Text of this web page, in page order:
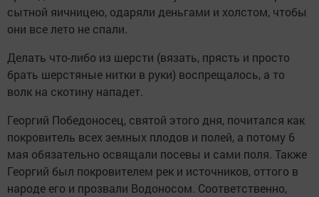
сытной яичницею, одаряли деньгами и холстом, чтобы
они все лето не спали.
Делать что-либо из шерсти (вязать, прясть и просто
брать шерстяные нитки в руки) воспрещалось, а то
волк на скотину нападет.
Георгий Победоносец, святой этого дня, почитался как
покровитель всех земных плодов и полей, а потому 6
мая обязательно освящали посевы и сами поля. Также
Георгий был покровителем рек и источников, оттого в
народе его и прозвали Водоносом. Соответственно,